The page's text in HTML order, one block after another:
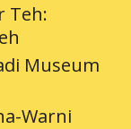
Teh:
Museum
Warni